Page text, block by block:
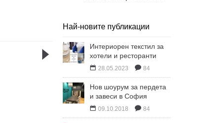
Най-новите публикации
Интериорен текстил за
хотели и ресторанти
28.05.2023 84
Нов шоурум за пердета
и завеси в София
09.10.2018 84